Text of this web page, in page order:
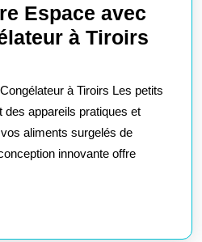
Espace avec
à Tiroirs
à Tiroirs Les petits
appareils pratiques et
aliments surgelés de
innovante offre